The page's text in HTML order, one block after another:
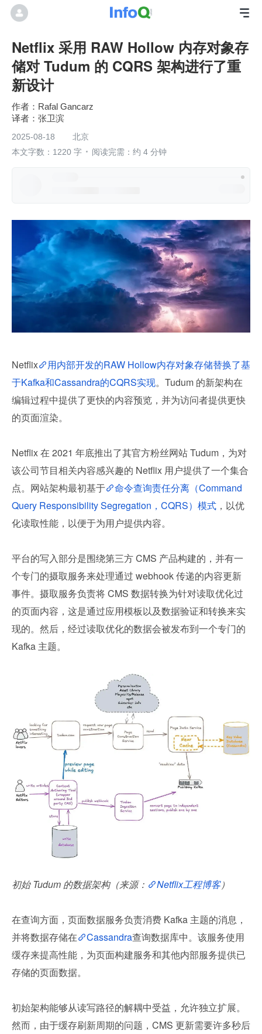
Netflix 采用 RAW Hollow 内存对象存
储对 Tudum 的 CQRS 架构进行了重
新设计
Rafal Gancarz
张卫滨
2025-08-18
北京
本文字数：1220 字
阅读完需：约 4 分钟
Netflix
用内部开发的RAW Hollow内存对象存储替换了基
于Kafka和Cassandra的CQRS实现。Tudum 的新架构在
编辑过程中提供了更快的内容预览，并为访问者提供更快
的页面渲染。
Netflix 在 2021 年底推出了其官方粉丝网站 Tudum，为对
该公司节目相关内容感兴趣的 Netflix 用户提供了一个集合
点。网站架构最初基于
命令查询责任分离（Command
Query Responsibility Segregation，CQRS）模式 ，以优
化读取性能，以便于为用户提供内容。
平台的写入部分是围绕第三方 CMS 产品构建的，并有一
个专门的摄取服务来处理通过 webhook 传递的内容更新
事件。摄取服务负责将 CMS 数据转换为针对读取优化过
的页面内容，这是通过应用模板以及数据验证和转换来实
现的。然后，经过读取优化的数据会被发布到一个专门的
Kafka 主题。
初始 Tudum 的数据架构（来源： Netflix工程博客）
在查询方面，页面数据服务负责消费 Kafka 主题的消息，
并将数据存储在
Cassandra查询数据库中。该服务使用
缓存来提高性能，为页面构建服务和其他内部服务提供已
存储的页面数据。
初始架构能够从读写路径的解耦中受益，允许独立扩展。
然而，由于缓存刷新周期的问题，CMS 更新需要许多秒后